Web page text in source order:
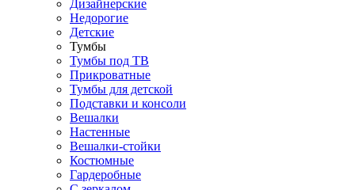
Дизайнерские
Недорогие
Детские
Тумбы
Тумбы под ТВ
Прикроватные
Тумбы для детской
Подставки и консоли
Вешалки
Настенные
Вешалки-стойки
Костюмные
Гардеробные